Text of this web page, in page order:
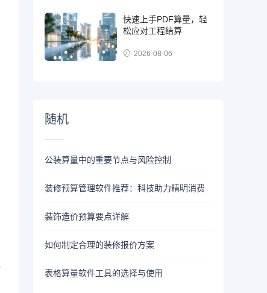
快速上手PDF算量，轻
松应对工程结算
2026-08-06
随机
公装算量中的重要节点与风险控制
装修预算管理软件推荐：科技助力精明消费
装饰造价预算要点详解
如何制定合理的装修报价方案
表格算量软件工具的选择与使用